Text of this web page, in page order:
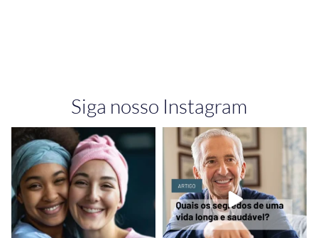
Siga nosso Instagram